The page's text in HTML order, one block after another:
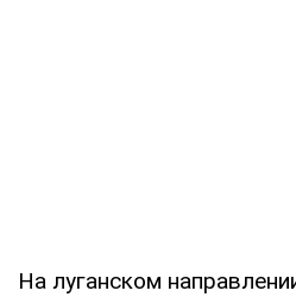
На луганском